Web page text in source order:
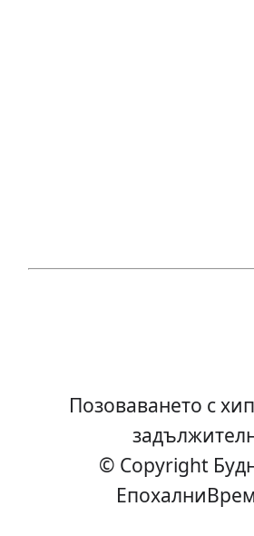
Позоваването с
© Copyright